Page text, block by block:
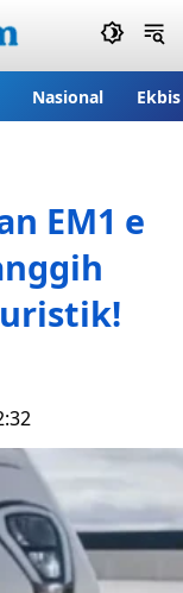
Nasional Ekbis
EM1 e